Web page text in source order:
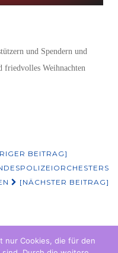
und Spendern und
friedvolles Weihnachten
BEITRAG]
[NÄCHSTER BEITRAG]
Cookies, die für den